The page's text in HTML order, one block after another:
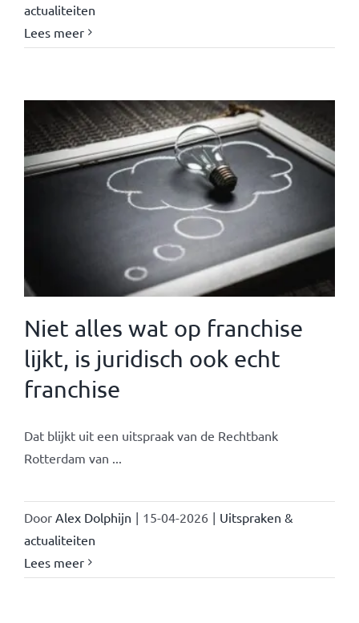
actualiteiten
Lees meer
Niet alles wat op franchise
lijkt, is juridisch ook echt
franchise
Dat blijkt uit een uitspraak van de Rechtbank
Rotterdam van ...
Door Alex Dolphijn | 15-04-2026 | Uitspraken &
actualiteiten
Lees meer